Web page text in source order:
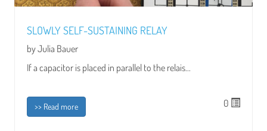
SLOWLY SELF-SUSTAINING RELAY
by Julia Bauer
If a capacitor is placed in parallel to the relais...
>> Read more 0